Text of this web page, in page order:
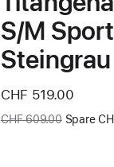
S/M
Steingrau
Jetzt
CHF 519.00
Vorher:
CHF 609.00 Spare